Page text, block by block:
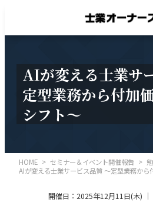
AIが変える士業サ
定型業務から付加
シフト～
HOME > セミナー＆イベント開催報告 >
AIが変える士業サービス品質 ～定型業務から
開催日：2025年12月11日(木)